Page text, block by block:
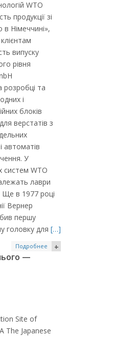
WTO
продукції зі
Німеччині»,
випуску
рівня
розробці та
і
блоків
верстатів з
автоматів
У
систем WTO
лаври
Ще в 1977 році
Вернер
першу
головку для […]
Подробнее +
—
Site of
The Japanese